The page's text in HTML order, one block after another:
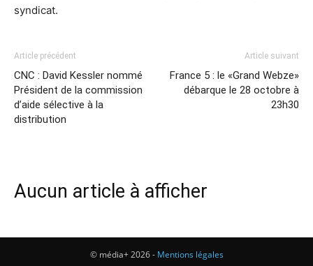
syndicat.
Article précédent
CNC : David Kessler nommé
Président de la commission
d’aide sélective à la
distribution
Article suivant
France 5 : le «Grand Webze»
débarque le 28 octobre à
23h30
Aucun article à afficher
© média+ 2026 - Mentions légales